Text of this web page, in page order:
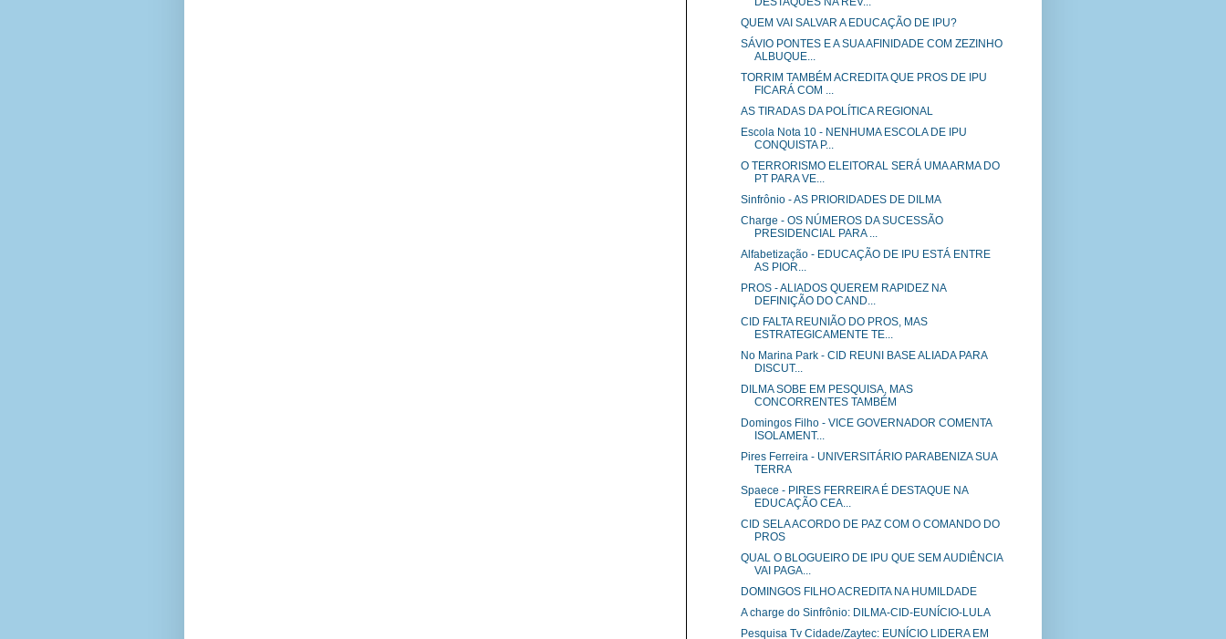
QUEM VAI SALVAR A EDUCAÇÃO DE IPU?
SÁVIO PONTES E A SUA AFINIDADE COM ZEZINHO
ALBUQUE...
TORRIM TAMBÉM ACREDITA QUE PROS DE IPU
FICARÁ COM ...
AS TIRADAS DA POLÍTICA REGIONAL
Escola Nota 10 - NENHUMA ESCOLA DE IPU
CONQUISTA P...
O TERRORISMO ELEITORAL SERÁ UMA ARMA DO
PT PARA VE...
Sinfrônio - AS PRIORIDADES DE DILMA
Charge - OS NÚMEROS DA SUCESSÃO
PRESIDENCIAL PARA ...
Alfabetização - EDUCAÇÃO DE IPU ESTÁ ENTRE
AS PIOR...
PROS - ALIADOS QUEREM RAPIDEZ NA
DEFINIÇÃO DO CAND...
CID FALTA REUNIÃO DO PROS, MAS
ESTRATEGICAMENTE TE...
No Marina Park - CID REUNI BASE ALIADA PARA
DISCUT...
DILMA SOBE EM PESQUISA, MAS
CONCORRENTES TAMBÉM
Domingos Filho - VICE GOVERNADOR COMENTA
ISOLAMENT...
Pires Ferreira - UNIVERSITÁRIO PARABENIZA SUA
TERRA
Spaece - PIRES FERREIRA É DESTAQUE NA
EDUCAÇÃO CEA...
CID SELA ACORDO DE PAZ COM O COMANDO DO
PROS
QUAL O BLOGUEIRO DE IPU QUE SEM AUDIÊNCIA
VAI PAGA...
DOMINGOS FILHO ACREDITA NA HUMILDADE
A charge do Sinfrônio: DILMA-CID-EUNÍCIO-LULA
Pesquisa Tv Cidade/Zaytec: EUNÍCIO LIDERA EM